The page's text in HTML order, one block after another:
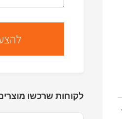
לקוחות שרכשו